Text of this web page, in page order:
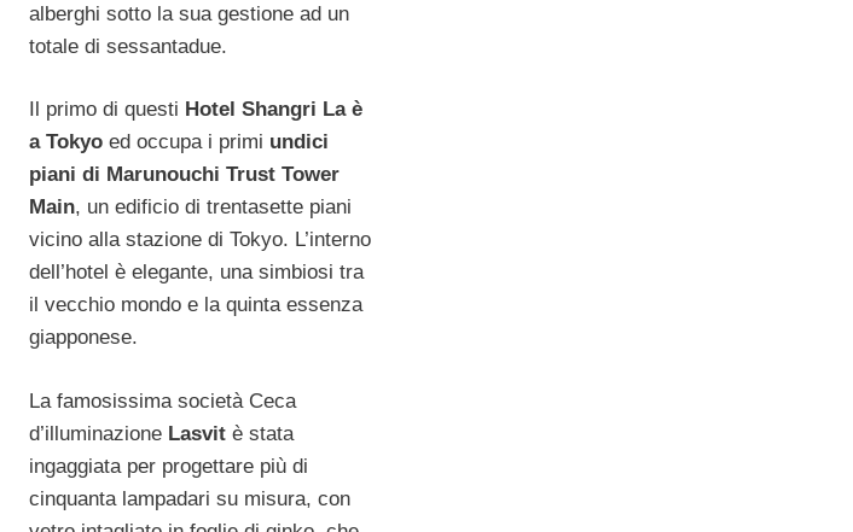
alberghi sotto la sua gestione ad un
totale di sessantadue.
Il primo di questi Hotel Shangri La è
a Tokyoed occupa i primi undici
piani di Marunouchi Trust Tower
Main, un edificio di trentasette piani
vicino alla stazione di Tokyo. L’interno
dell’hotel è elegante, una simbiosi tra
il vecchio mondo e la quinta essenza
giapponese.
La famosissima società Ceca
d’illuminazione Lasvitè stata
ingaggiata per progettare più di
cinquanta lampadari su misura, con